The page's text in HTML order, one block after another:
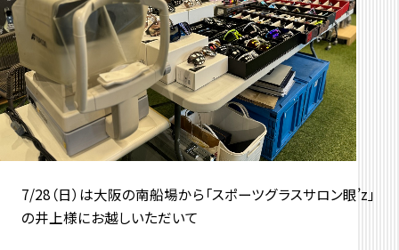
7/28（日）は大阪の南船場から「スポーツグラスサロン眼’z」
の井上様にお越しいただいて